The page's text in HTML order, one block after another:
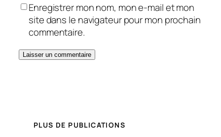
Enregistrer mon nom, mon e-mail et mon
site dans le navigateur pour mon prochain
commentaire.
PLUS DE PUBLICATIONS